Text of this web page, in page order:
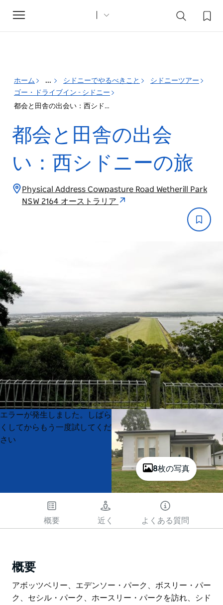
Toggle
navigation
ホーム ... シドニーでやるべきこと
シドニーツアー
ゴー・ドライブイン - シドニー
都会と田舎の出会い：西シドニーの旅
都会と田舎の出会
い：西シドニーの旅
Physical Address Cowpasture Road Wetherill Park
NSW 2164 オーストラリア
8枚の写真
Product
List
Product
List
エラーが発生しました。しばら
くしてからもう一度試してくだ
さい
概要 近く よくある質問
概要
アボッツベリー、エデンソー・パーク、ボスリー・パー
ク、セシル・パーク、ホースリー・パークを訪れ、シド